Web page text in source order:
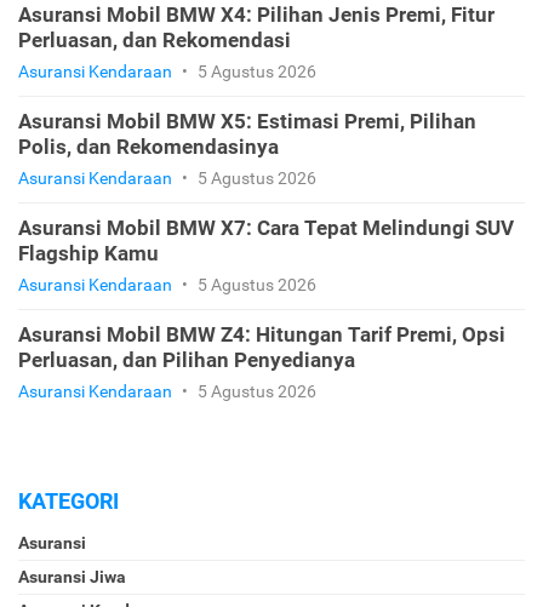
Asuransi Mobil BMW X4: Pilihan Jenis Premi, Fitur
Perluasan, dan Rekomendasi
Asuransi Kendaraan • 5 Agustus 2026
Asuransi Mobil BMW X5: Estimasi Premi, Pilihan
Polis, dan Rekomendasinya
Asuransi Kendaraan • 5 Agustus 2026
Asuransi Mobil BMW X7: Cara Tepat Melindungi SUV
Flagship Kamu
Asuransi Kendaraan • 5 Agustus 2026
Asuransi Mobil BMW Z4: Hitungan Tarif Premi, Opsi
Perluasan, dan Pilihan Penyedianya
Asuransi Kendaraan • 5 Agustus 2026
KATEGORI
Asuransi
Asuransi Jiwa